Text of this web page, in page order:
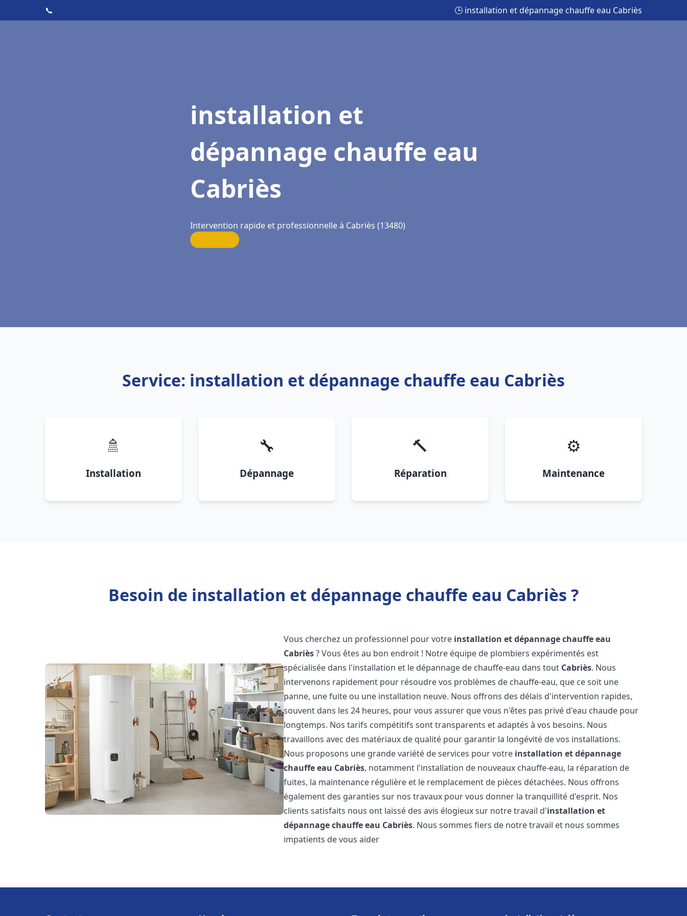
📞 🕒 installation et dépannage chauffe eau Cabriès
installation et
dépannage chauffe eau
Cabriès
Intervention rapide et professionnelle à Cabriès (13480)
Service: installation et dépannage chauffe eau Cabriès
🚿
Installation
🔧
Dépannage
🔨
Réparation
⚙️
Maintenance
Besoin de installation et dépannage chauffe eau Cabriès ?
Vous cherchez un professionnel pour votre installation et dépannage chauffe eau
Cabriès? Vous êtes au bon endroit ! Notre équipe de plombiers expérimentés est
spécialisée dans l'installation et le dépannage de chauffe-eau dans tout Cabriès. Nous
intervenons rapidement pour résoudre vos problèmes de chauffe-eau, que ce soit une
panne, une fuite ou une installation neuve. Nous offrons des délais d'intervention rapides,
souvent dans les 24 heures, pour vous assurer que vous n'êtes pas privé d'eau chaude pour
longtemps. Nos tarifs compétitifs sont transparents et adaptés à vos besoins. Nous
travaillons avec des matériaux de qualité pour garantir la longévité de vos installations.
Nous proposons une grande variété de services pour votre installation et dépannage
chauffe eau Cabriès, notamment l'installation de nouveaux chauffe-eau, la réparation de
fuites, la maintenance régulière et le remplacement de pièces détachées. Nous offrons
également des garanties sur nos travaux pour vous donner la tranquillité d'esprit. Nos
clients satisfaits nous ont laissé des avis élogieux sur notre travail d'installation et
dépannage chauffe eau Cabriès. Nous sommes fiers de notre travail et nous sommes
impatients de vous aider